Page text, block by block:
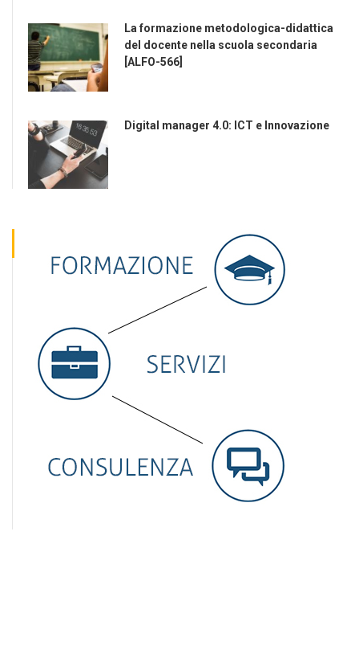
La formazione metodologica-didattica
del docente nella scuola secondaria
[ALFO-566]
Digital manager 4.0: ICT e Innovazione